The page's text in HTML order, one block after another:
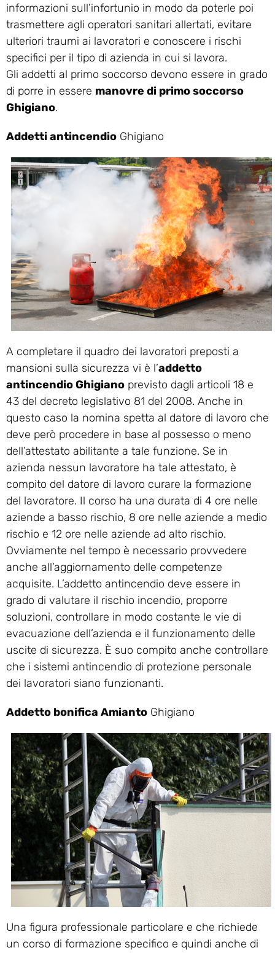
informazioni sull’infortunio in modo da poterle poi
trasmettere agli operatori sanitari allertati, evitare
ulteriori traumi ai lavoratori e conoscere i rischi
specifici per il tipo di azienda in cui si lavora.
Gli addetti al primo soccorso devono essere in grado
di porre in essere manovre di primo soccorso
Ghigiano.
Addetti antincendio Ghigiano
A completare il quadro dei lavoratori preposti a
mansioni sulla sicurezza vi è l’addetto
antincendio Ghigiano previsto dagli articoli 18 e
43 del decreto legislativo 81 del 2008. Anche in
questo caso la nomina spetta al datore di lavoro che
deve però procedere in base al possesso o meno
dell’attestato abilitante a tale funzione. Se in
azienda nessun lavoratore ha tale attestato, è
compito del datore di lavoro curare la formazione
del lavoratore. Il corso ha una durata di 4 ore nelle
aziende a basso rischio, 8 ore nelle aziende a medio
rischio e 12 ore nelle aziende ad alto rischio.
Ovviamente nel tempo è necessario provvedere
anche all’aggiornamento delle competenze
acquisite. L’addetto antincendio deve essere in
grado di valutare il rischio incendio, proporre
soluzioni, controllare in modo costante le vie di
evacuazione dell’azienda e il funzionamento delle
uscite di sicurezza. È suo compito anche controllare
che i sistemi antincendio di protezione personale
dei lavoratori siano funzionanti.
Addetto bonifica Amianto Ghigiano
Una figura professionale particolare e che richiede
un corso di formazione specifico e quindi anche di